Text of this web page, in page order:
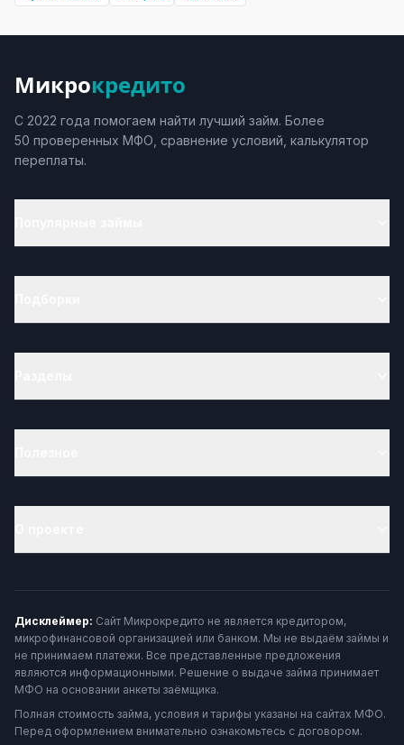
Микрокредито
С 2022 года помогаем найти лучший займ. Более
50 проверенных МФО, сравнение условий, калькулятор
переплаты.
Дисклеймер: Сайт Микрокредито не является кредитором,
микрофинансовой организацией или банком. Мы не выдаём займы и
не принимаем платежи. Все представленные предложения
являются информационными. Решение о выдаче займа принимает
МФО на основании анкеты заёмщика.
Полная стоимость займа, условия и тарифы указаны на сайтах МФО.
Перед оформлением внимательно ознакомьтесь с договором.